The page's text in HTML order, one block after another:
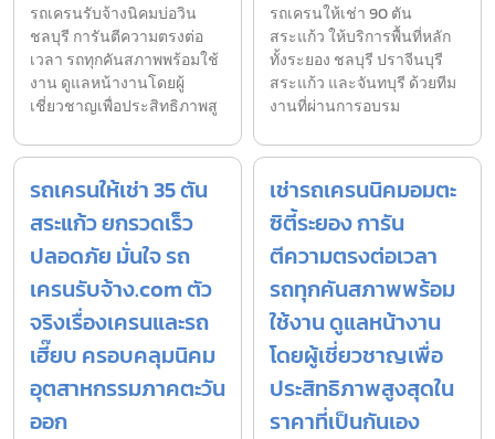
รถเครนรับจ้างนิคมบ่อวิน
ชลบุรี การันตีความตรงต่อ
เวลา รถทุกคันสภาพพร้อมใช้
งาน ดูแลหน้างานโดยผู้
เชี่ยวชาญเพื่อประสิทธิภาพสู
รถเครนให้เช่า 90 ตัน
สระแก้ว ให้บริการพื้นที่หลัก
ทั้งระยอง ชลบุรี ปราจีนบุรี
สระแก้ว และจันทบุรี ด้วยทีม
งานที่ผ่านการอบรม
รถเครนให้เช่า 35 ตัน
สระแก้ว ยกรวดเร็ว
ปลอดภัย มั่นใจ รถ
เครนรับจ้าง.com ตัว
จริงเรื่องเครนและรถ
เฮี๊ยบ ครอบคลุมนิคม
อุตสาหกรรมภาคตะวัน
ออก
เช่ารถเครนนิคมอมตะ
ซิตี้ระยอง การัน
ตีความตรงต่อเวลา
รถทุกคันสภาพพร้อม
ใช้งาน ดูแลหน้างาน
โดยผู้เชี่ยวชาญเพื่อ
ประสิทธิภาพสูงสุดใน
ราคาที่เป็นกันเอง